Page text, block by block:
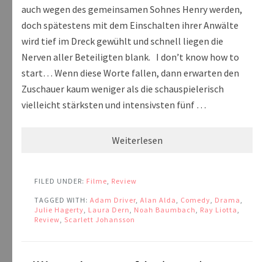
auch wegen des gemeinsamen Sohnes Henry werden,
doch spätestens mit dem Einschalten ihrer Anwälte
wird tief im Dreck gewühlt und schnell liegen die
Nerven aller Beteiligten blank. I don’t know how to
start… Wenn diese Worte fallen, dann erwarten den
Zuschauer kaum weniger als die schauspielerisch
vielleicht stärksten und intensivsten fünf …
Weiterlesen
FILED UNDER: Filme Review
TAGGED WITH: Adam Driver Alan Alda Comedy Drama
Julie Hagerty Laura Dern Noah Baumbach Ray Liotta
Review Scarlett Johansson